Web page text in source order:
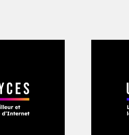
aux autres insurgés,
minarets de la